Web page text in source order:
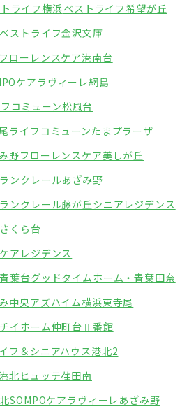
ライフ横浜ベストライフ希望が丘
ベストライフ金沢文庫
フローレンスケア港南台
ケアラヴィーレ網島
コミューン松風台
ライフコミューンたまプラーザ
野フローレンスケア美しが丘
ンクレールあざみ野
ンクレール藤が丘シニアレジデンス
くら台
アレジデンス
葉台グッドタイムホーム・青葉田奈
中央アズハイム横浜東寺尾
イホーム仲町台Ⅱ番館
フ＆シニアハウス港北2
北 ヒュッテ荏田南
SOMPOケアラヴィーレあざみ野